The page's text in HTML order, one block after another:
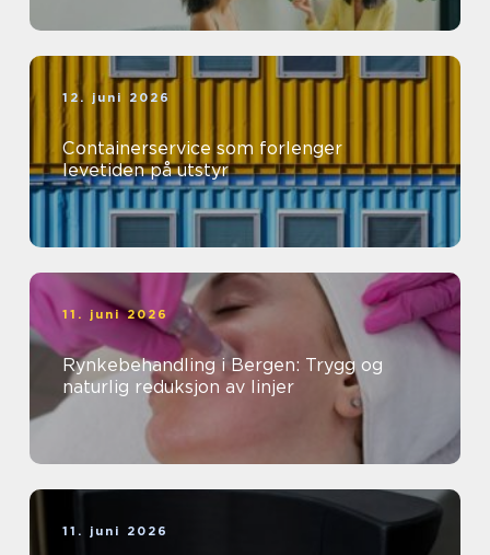
12. juni 2026
Containerservice som forlenger
levetiden på utstyr
11. juni 2026
Rynkebehandling i Bergen: Trygg og
naturlig reduksjon av linjer
11. juni 2026